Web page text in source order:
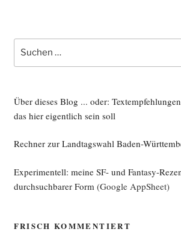
Suche
nach:
Über dieses Blog ... oder:
das hier eigentlich sein soll
Rechner zur Landtagswahl Baden-
Experimentell: meine SF- und Fantasy-
durchsuchbarer Form (Google AppSheet)
FRISCH KOMMENTIERT